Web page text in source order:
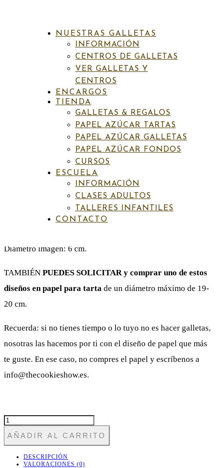
NUESTRAS GALLETAS
INFORMACIÓN
CENTROS DE GALLETAS
VER GALLETAS Y
CENTROS
ENCARGOS
TIENDA
GALLETAS & REGALOS
PAPEL AZÚCAR TARTAS
PAPEL AZÚCAR GALLETAS
PAPEL AZÚCAR FONDOS
CURSOS
ESCUELA
INFORMACIÓN
CLASES ADULTOS
TALLERES INFANTILES
CONTACTO
PAPEL AZÚCAR GALLETAS
NOVIOS DOODLES
Love,Papel azúcar galletas Etiquetas:Boda
Boda 20 Novios doodles
IVA incluído
PAPEL DE AZÚCAR
Diámetro imagen: 6 cm.
TAMBIÉN PUEDES SOLICITAR y comprar uno de estos
diseños en papel para tarta de un diámetro máximo de 19-
20 cm.
Recuerda: si no tienes tiempo o lo tuyo no es hacer galletas,
nosotras las hacemos por ti con el diseño de papel que más
te guste. En ese caso, no compres el papel y escríbenos a
info@thecookieshow.es.
BODA
20
NOVIOS
DOODLES
CANTIDAD
AÑADIR AL CARRITO
DESCRIPCIÓN
VALORACIONES (0)